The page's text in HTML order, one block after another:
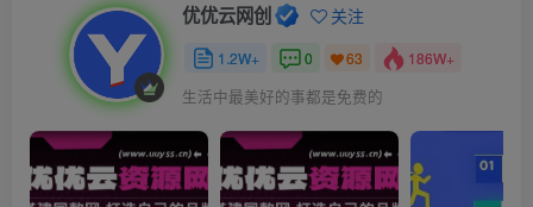
优优云网创 关注
1.2W+ 0 63 186W+
生活中最美好的事都是免费的